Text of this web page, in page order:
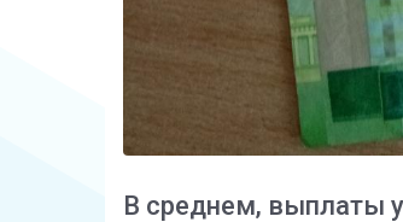
В среднем, выплаты